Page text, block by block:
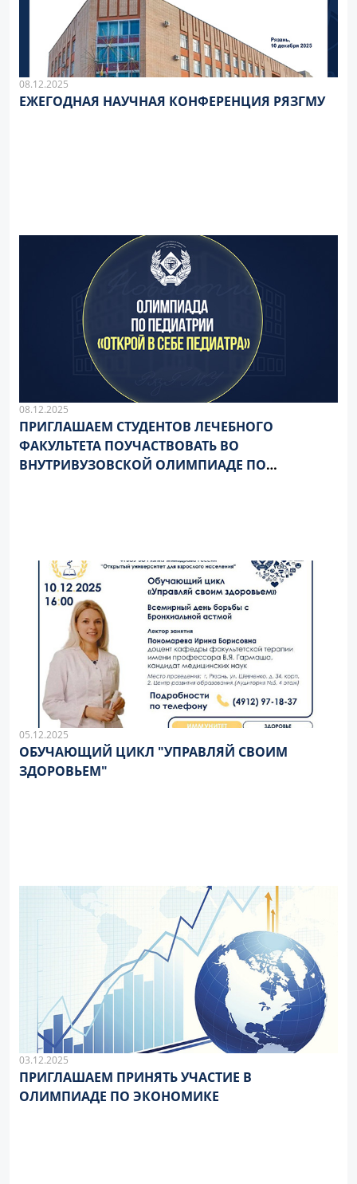
08.12.2025
ЕЖЕГОДНАЯ НАУЧНАЯ КОНФЕРЕНЦИЯ РЯЗГМУ
08.12.2025
ПРИГЛАШАЕМ СТУДЕНТОВ ЛЕЧЕБНОГО
ФАКУЛЬТЕТА ПОУЧАСТВОВАТЬ ВО
ВНУТРИВУЗОВСКОЙ ОЛИМПИАДЕ ПО
05.12.2025
ОБУЧАЮЩИЙ ЦИКЛ "УПРАВЛЯЙ СВОИМ
ЗДОРОВЬЕМ"
03.12.2025
ПРИГЛАШАЕМ ПРИНЯТЬ УЧАСТИЕ В
ОЛИМПИАДЕ ПО ЭКОНОМИКЕ